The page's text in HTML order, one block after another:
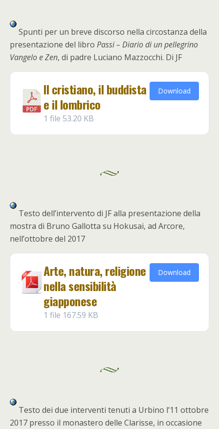
Spunti per un breve discorso nella circostanza della
presentazione del libro Passi – Diario di un pellegrino
Vangelo e Zen, di padre Luciano Mazzocchi. Di JF
Il cristiano, il buddista
e il lombrico
1 file 53.20 KB
Download
Testo dell’intervento di JF alla presentazione della
mostra di Bruno Gallotta su Hokusai, ad Arcore,
nell’ottobre del 2017
Arte, natura, religione
nella sensibilità
giapponese
1 file 167.59 KB
Download
Testo dei due interventi tenuti a Urbino l’11 ottobre
2017 presso il monastero delle Clarisse, in occasione